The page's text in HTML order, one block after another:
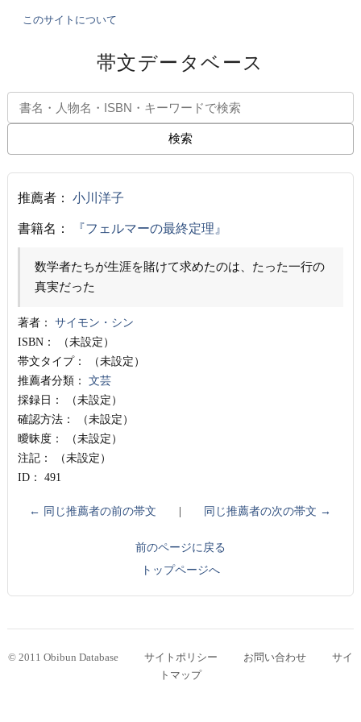
このサイトについて
帯文データベース
検索
推薦者： 小川洋子
書籍名： 『フェルマーの最終定理』
数学者たちが生涯を賭けて求めたのは、たった一行の
真実だった
著者：
サイモン・シン
ISBN：
（未設定）
帯文タイプ：
（未設定）
推薦者分類：
文芸
採録日：
（未設定）
確認方法：
（未設定）
曖昧度：
（未設定）
注記：
（未設定）
ID：
491
← 同じ推薦者の前の帯文 同じ推薦者の次の帯文 →
前のページに戻る
トップページへ
© 2011 Obibun Database サイトポリシー お問い合わせ
サイ
トマップ